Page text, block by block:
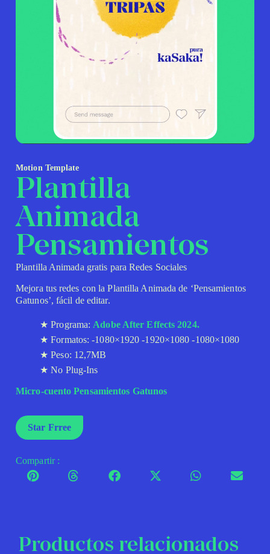
Motion Template
Plantilla
Animada
Pensamientos
Plantilla Animada gratis para Redes Sociales
Mejora tus redes con la Plantilla Animada de ‘Pensamientos
Gatunos’, fácil de editar.
Programa: Adobe After Effects 2024.
Formatos: -1080×1920 -1920×1080 -1080×1080
Peso: 12,7MB
No Plug-Ins
Micro-cuento Pensamientos Gatunos
Star Frree
Compartir :
Productos relacionados